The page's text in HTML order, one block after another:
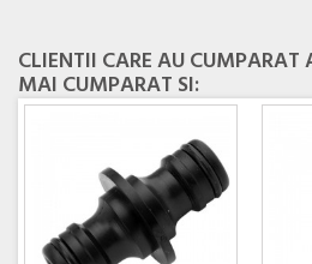
CLIENTII CARE AU CUMPARAT
MAI CUMPARAT SI: